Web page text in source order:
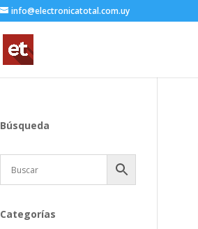
info@electronicatotal.com.uy
Búsqueda
Categorías